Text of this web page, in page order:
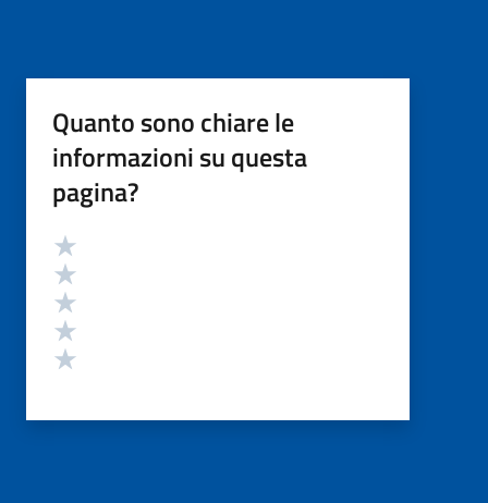
Quanto sono chiare le
informazioni su questa
pagina?
Valutazione